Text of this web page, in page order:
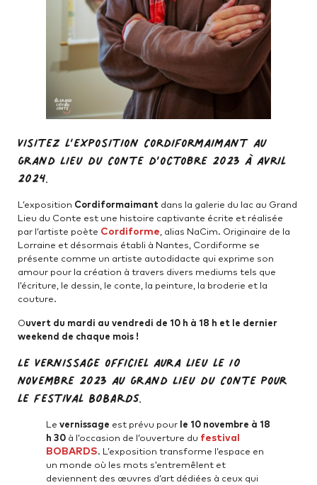
Visitez l’exposition Cordiformaimant au
Grand Lieu du Conte d’octobre 2023 à avril
2024.
L’exposition Cordiformaimant dans la galerie du lac au Grand
Lieu du Conte est une histoire captivante écrite et réalisée
par l’artiste poète Cordiforme, alias NaCim. Originaire de la
Lorraine et désormais établi à Nantes, Cordiforme se
présente comme un artiste autodidacte qui exprime son
amour pour la création à travers divers mediums tels que
l’écriture, le dessin, le conte, la peinture, la broderie et la
couture.
Ouvert du mardi au vendredi de 10 h à 18 h et le dernier
weekend de chaque mois !
Le Vernissage officiel aura lieu le 10
novembre 2023 au Grand Lieu du Conte pour
le festival BOBARDS.
Le vernissage est prévu pour
le 10 novembre à 18
h 30 à l’occasion de l’ouverture du festival
BOBARDS. L’exposition transforme l’espace en
un monde où les mots s’entremêlent et
deviennent des œuvres d’art dédiées à ceux qui